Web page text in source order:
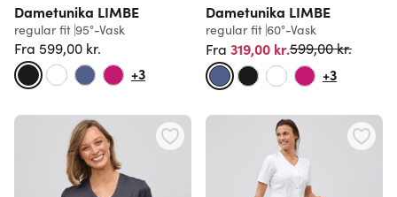
Dametunika LIMBE
regular fit 95°-Vask
Fra 599,00 kr.
+3
Dametunika LIMBE
regular fit 60°-Vask
Fra 319,00 kr.Normalpris
599,00 kr.
+3